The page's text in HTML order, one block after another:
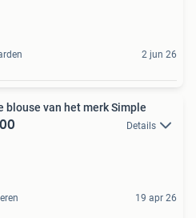
2 jun 26
blouse van het merk Simple
Details
19 apr 26